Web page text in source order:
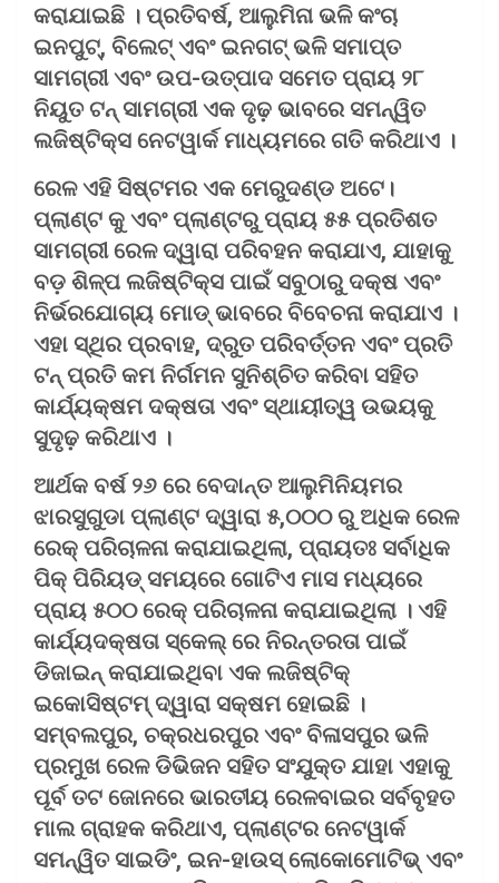
କରାଯାଇଛି । ପ୍ରତିବର୍ଷ, ଆଲୁମିନା ଭଳି କଂଚା
ଇନପୁଟ୍‌, ବିଲେଟ୍ ଏବଂ ଇନଗଟ୍ ଭଳି ସମାପ୍ତ
ସାମଗ୍ରୀ ଏବଂ ଉପ-ଉତ୍ପାଦ ସମେତ ପ୍ରାୟ ୨୮
ନିୟୁତ ଟନ୍ ସାମଗ୍ରୀ ଏକ ଦୃଢ଼ ଭାବରେ ସମନ୍ୱିତ
ଲଜିଷ୍ଟିକ୍ସ ନେଟୱାର୍କ ମାଧ୍ୟମରେ ଗତି କରିଥାଏ ।
ରେଳ ଏହି ସିଷ୍ଟମର ଏକ ମେରୁଦଣ୍ଡ ଅଟେ।
ପ୍ଲାଣ୍ଟ କୁ ଏବଂ ପ୍ଲାଣ୍ଟରୁ ପ୍ରାୟ ୫୫ ପ୍ରତିଶତ
ସାମଗ୍ରୀ ରେଳ ଦ୍ୱାରା ପରିବହନ କରାଯାଏ, ଯାହାକୁ
ବଡ଼ ଶିଳ୍ପ ଲଜିଷ୍ଟିକ୍ସ ପାଇଁ ସବୁଠାରୁ ଦକ୍ଷ ଏବଂ
ନିର୍ଭରଯୋଗ୍ୟ ମୋଡ୍ ଭାବରେ ବିବେଚନା କରାଯାଏ ।
ଏହା ସ୍ଥିର ପ୍ରବାହ, ଦ୍ରୁତ ପରିବର୍ତ୍ତନ ଏବଂ ପ୍ରତି
ଟନ୍ ପ୍ରତି କମ ନିର୍ଗମନ ସୁନିଶ୍ଚିତ କରିବା ସହିତ
କାର୍ଯ୍ୟକ୍ଷମ ଦକ୍ଷତା ଏବଂ ସ୍ଥାୟୀତ୍ୱ ଉଭୟକୁ
ସୁଦୃଢ଼ କରିଥାଏ ।
ଆର୍ଥକ ବର୍ଷ ୨୬ ରେ ବେଦାନ୍ତ ଆଲୁମିନିୟମର
ଝାରସୁଗୁଡା ପ୍ଲାଣ୍ଟ ଦ୍ୱାରା ୫,୦୦୦ ରୁ ଅଧିକ ରେଳ
ରେକ୍ ପରିଚାଳନା କରାଯାଇଥିଲା, ପ୍ରାୟତଃ ସର୍ବାଧିକ
ପିକ୍ ପିରିୟଡ୍ ସମୟରେ ଗୋଟିଏ ମାସ ମଧ୍ୟରେ
ପ୍ରାୟ ୫୦୦ ରେକ୍ ପରିଚାଳନା କରାଯାଇଥିଲା । ଏହି
କାର୍ଯ୍ୟଦକ୍ଷତା ସ୍କେଲ୍ ରେ ନିରନ୍ତରତା ପାଇଁ
ଡିଜାଇନ୍ କରାଯାଇଥିବା ଏକ ଲଜିଷ୍ଟିକ୍
ଇକୋସିଷ୍ଟମ୍ ଦ୍ୱାରା ସକ୍ଷମ ହୋଇଛି ।
ସମ୍ବଲପୁର, ଚକ୍ରଧରପୁର ଏବଂ ବିଳାସପୁର ଭଳି
ପ୍ରମୁଖ ରେଳ ଡିଭିଜନ ସହିତ ସଂଯୁକ୍ତ ଯାହା ଏହାକୁ
ପୂର୍ବ ତଟ ଜୋନରେ ଭାରତୀୟ ରେଳବାଇର ସର୍ବବୃହତ
ମାଲ ଗ୍ରାହକ କରିଥାଏ, ପ୍ଲାଣ୍ଟର ନେଟୱାର୍କ
ସମନ୍ୱିତ ସାଇଡିଂ, ଇନ-ହାଉସ୍ ଲୋକୋମୋଟିଭ୍ ଏବଂ